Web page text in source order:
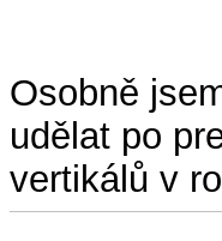
Osobně
udělat po
vertikálů v